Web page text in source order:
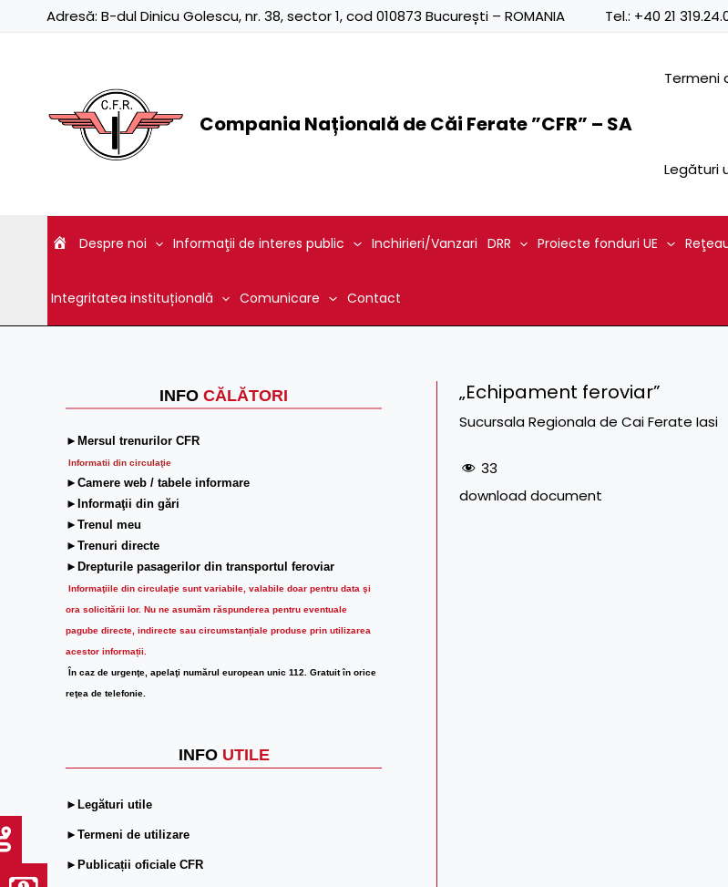
Adresă: B-dul Dinicu Golescu, nr. 38, sector 1, cod 010873 București – ROMANIA Tel.: +40 21
Compania Națională de Căi Ferate ”CFR” – SA
Termeni
Legături
Despre noi Informaţii de interes public Inchirieri/Vanzari DRR Proiecte fonduri UE
Integritatea instituțională Comunicare Contact
INFO CĂLĂTORI
►Mersul trenurilor CFR
Informatii din circulaţie
►Camere web / tabele informare
►Informaţii din gări
►Trenul meu
►Trenuri directe
►Drepturile pasagerilor din transportul feroviar
Informaţiile din circulaţie sunt variabile, valabile doar pentru data şi
ora solicitării lor. Nu ne asumăm răspunderea pentru eventuale
pagube directe, indirecte sau circumstanțiale produse prin utilizarea
acestor informații.
În caz de urgenţe, apelaţi numărul european unic 112. Gratuit în orice
reţea de telefonie.
INFO UTILE
►Legături utile
►Termeni de utilizare
►Publicații oficiale CFR
„Echipament feroviar”
Sucursala Regionala de Cai Ferate Iasi
33
download document